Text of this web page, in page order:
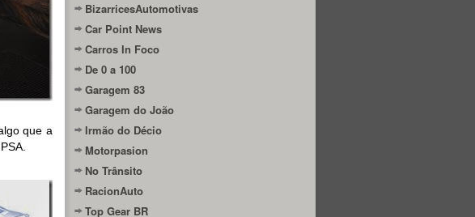
que a
BizarricesAutomotivas
Car Point News
Carros In Foco
De 0 a 100
Garagem 83
Garagem do João
Irmão do Décio
Motorpasion
No Trânsito
RacionAuto
Top Gear BR